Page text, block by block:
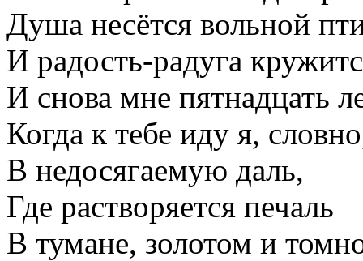
Душа несётся вольной
И радость-радуга
И снова мне пятнадцать
Когда к тебе иду я,
В недосягаемую даль,
Где растворяется печаль
В тумане, золотом и